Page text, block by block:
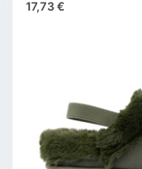
17,73 €